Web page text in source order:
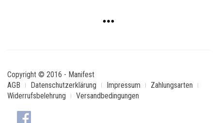
Copyright © 2016 - Manifest
AGB
Datenschutzerklärung Impressum
Zahlungsarten
Widerrufsbelehrung
Versandbedingungen